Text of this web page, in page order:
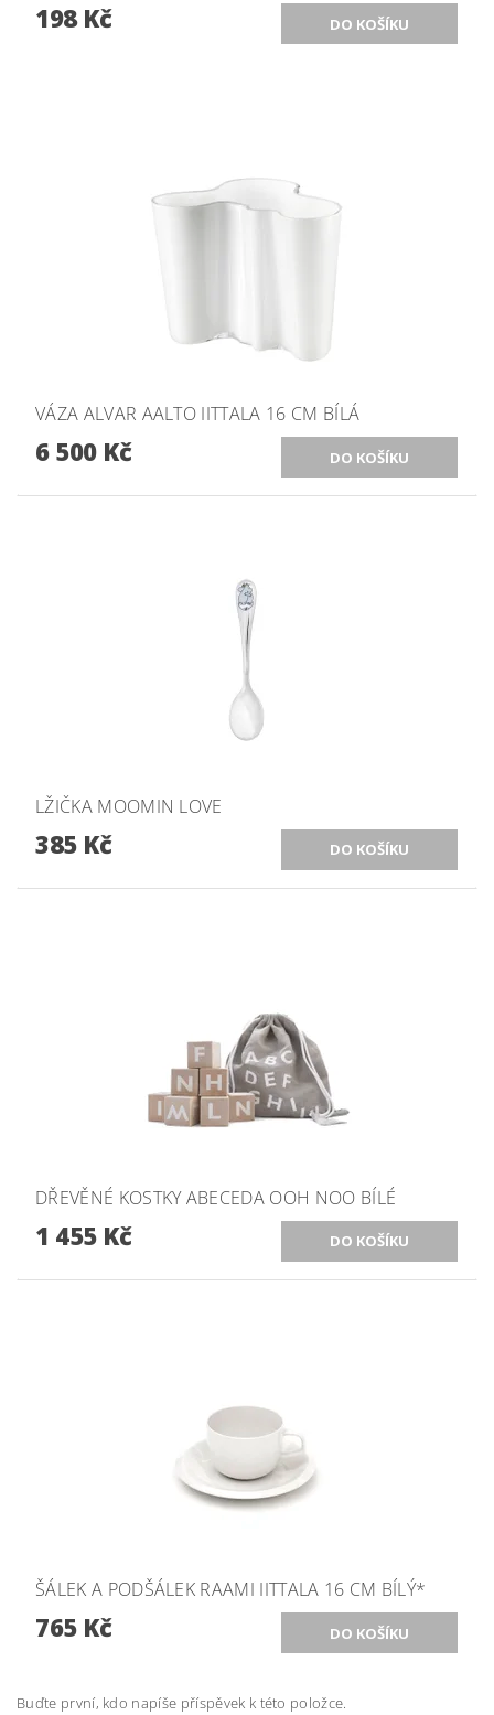
198 Kč
VÁZA ALVAR AALTO IITTALA 16 CM BÍLÁ
6 500 Kč
LŽIČKA MOOMIN LOVE
385 Kč
DŘEVĚNÉ KOSTKY ABECEDA OOH NOO BÍLÉ
1 455 Kč
ŠÁLEK A PODŠÁLEK RAAMI IITTALA 16 CM BÍLÝ*
765 Kč
Buďte první, kdo napíše příspěvek k této položce.